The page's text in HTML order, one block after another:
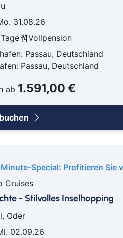
31.08.26
Vollpension
Passau, Deutschland
Passau, Deutschland
ab 1.591,00 €
Special: Profitieren Sie
Cruises
- Stilvolles Inselhopping
Oder
02.09.26